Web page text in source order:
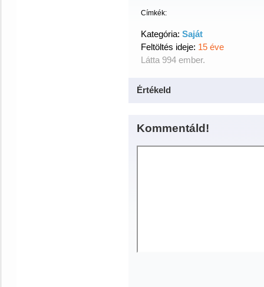
Címkék:
Kategória: Saját
Feltöltés ideje: 15 éve
Látta 994 ember.
Értékeld
Kommentáld!